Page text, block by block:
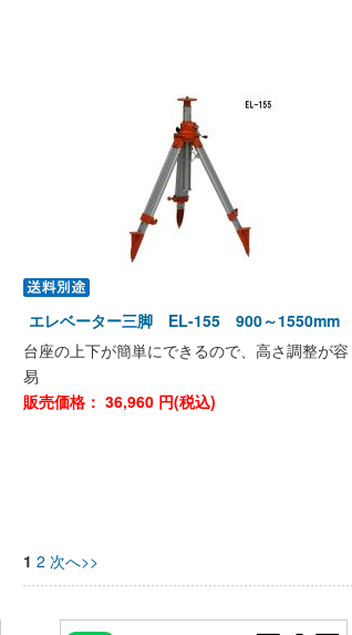
エレベーター三脚 EL-155 900～1550mm
台座の上下が簡単にできるので、高さ調整が容
易
販売価格： 36,960 円(税込)
1 2 次へ>>